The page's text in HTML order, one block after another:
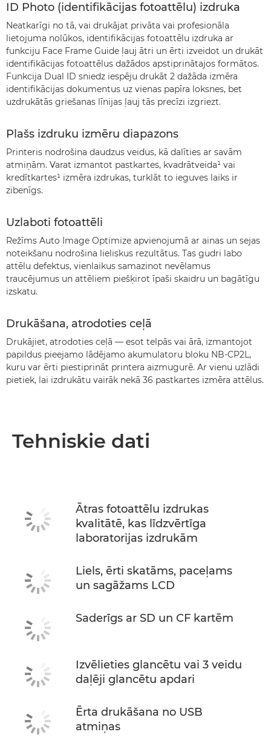
ID Photo (identifikācijas fotoattēlu) izdruka
Neatkarīgi no tā, vai drukājat privāta vai profesionāla
lietojuma nolūkos, identifikācijas fotoattēlu izdruka ar
funkciju Face Frame Guide ļauj ātri un ērti izveidot un drukāt
identifikācijas fotoattēlus dažādos apstiprinātajos formātos.
Funkcija Dual ID sniedz iespēju drukāt 2 dažāda izmēra
identifikācijas dokumentus uz vienas papīra loksnes, bet
uzdrukātās griešanas līnijas ļauj tās precīzi izgriezt.
Plašs izdruku izmēru diapazons
Printeris nodrošina daudzus veidus, kā dalīties ar savām
atmiņām. Varat izmantot pastkartes, kvadrātveida¹ vai
kredītkartes¹ izmēra izdrukas, turklāt to ieguves laiks ir
zibenīgs.
Uzlaboti fotoattēli
Režīms Auto Image Optimize apvienojumā ar ainas un sejas
noteikšanu nodrošina lieliskus rezultātus. Tas gudri labo
attēlu defektus, vienlaikus samazinot nevēlamus
traucējumus un attēliem piešķirot īpaši skaidru un bagātīgu
izskatu.
Drukāšana, atrodoties ceļā
Drukājiet, atrodoties ceļā — esot telpās vai ārā, izmantojot
papildus pieejamo lādējamo akumulatoru bloku NB-CP2L,
kuru var ērti piestiprināt printera aizmugurē. Ar vienu uzlādi
pietiek, lai izdrukātu vairāk nekā 36 pastkartes izmēra attēlus.
Tehniskie dati
Ātras fotoattēlu izdrukas
kvalitātē, kas līdzvērtīga
laboratorijas izdrukām
Liels, ērti skatāms, paceļams
un sagāžams LCD
Saderīgs ar SD un CF kartēm
Izvēlieties glancētu vai 3 veidu
daļēji glancētu apdari
Ērta drukāšana no USB
atmiņas